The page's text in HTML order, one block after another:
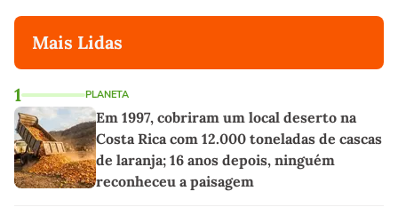
Mais Lidas
1 PLANETA
Em 1997, cobriram um local deserto na
Costa Rica com 12.000 toneladas de cascas
de laranja; 16 anos depois, ninguém
reconheceu a paisagem